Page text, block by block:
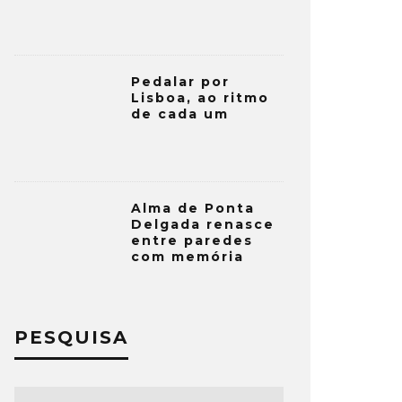
Pedalar por
Lisboa, ao ritmo
de cada um
Alma de Ponta
Delgada renasce
entre paredes
com memória
PESQUISA